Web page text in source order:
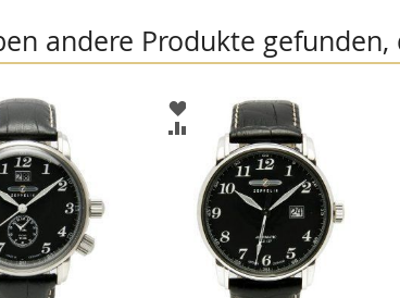
andere Produkte
ZUR
WUNSCHLISTE
HINZUFÜGEN
ZUR
VERGLEICHSLISTE
HINZUFÜGEN